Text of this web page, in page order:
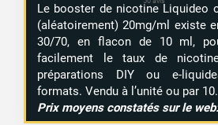
Le booster de nicotine Liquideo
(aléatoirement) 20mg/ml existe
30/70, en flacon de 10 ml,
facilement le taux de
préparations DIY ou e-
formats. Vendu à l’unité ou par 10.
Prix moyens constatés sur le